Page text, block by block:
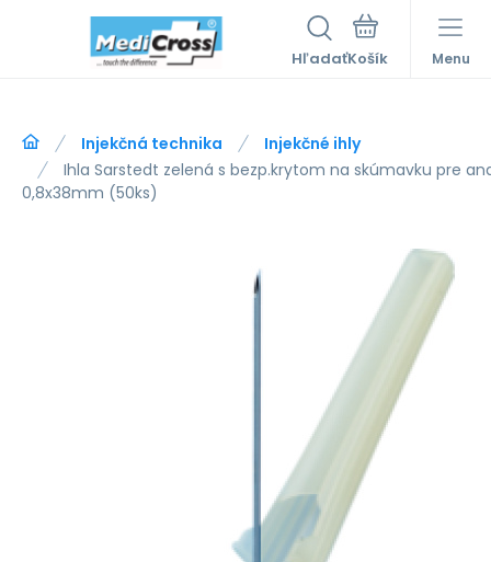
Hľadať Menu
Injekčná technika
Injekčné ihly
Ihla Sarstedt zelená s bezp.krytom na skúmavku pre
0,8x38mm (50ks)